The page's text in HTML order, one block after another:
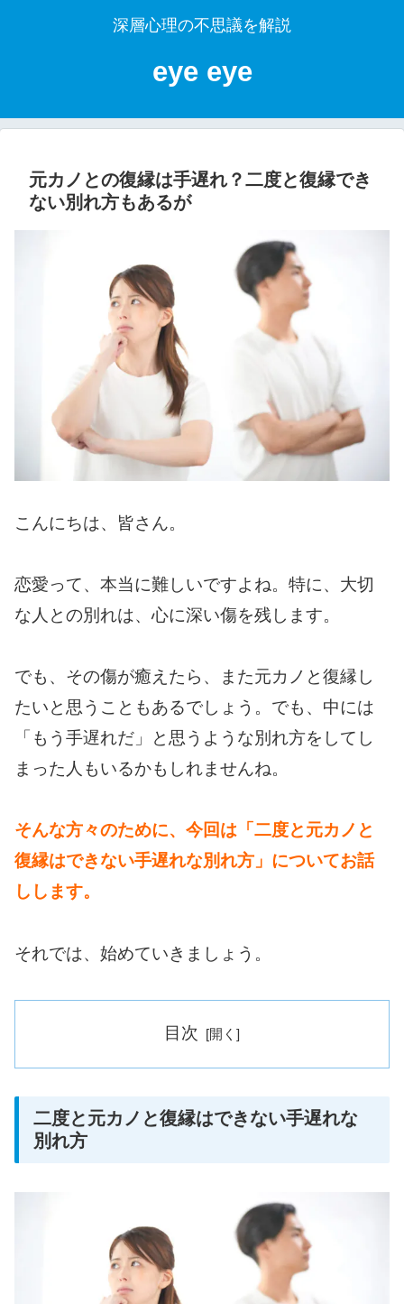
深層心理の不思議を解説
eye eye
元カノとの復縁は手遅れ？二度と復縁でき
ない別れ方もあるが
こんにちは、皆さん。
恋愛って、本当に難しいですよね。特に、大切
な人との別れは、心に深い傷を残します。
でも、その傷が癒えたら、また元カノと復縁し
たいと思うこともあるでしょう。でも、中には
「もう手遅れだ」と思うような別れ方をしてし
まった人もいるかもしれませんね。
そんな方々のために、今回は「二度と元カノと
復縁はできない手遅れな別れ方」についてお話
しします。
それでは、始めていきましょう。
目次
二度と元カノと復縁はできない手遅れな
別れ方